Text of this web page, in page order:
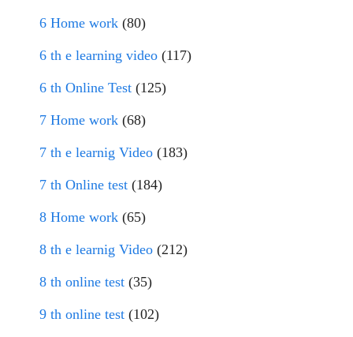
6 Home work (80)
6 th e learning video (117)
6 th Online Test (125)
7 Home work (68)
7 th e learnig Video (183)
7 th Online test (184)
8 Home work (65)
8 th e learnig Video (212)
8 th online test (35)
9 th online test (102)